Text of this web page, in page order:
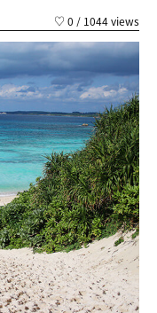
♡ 0 / 1044 views